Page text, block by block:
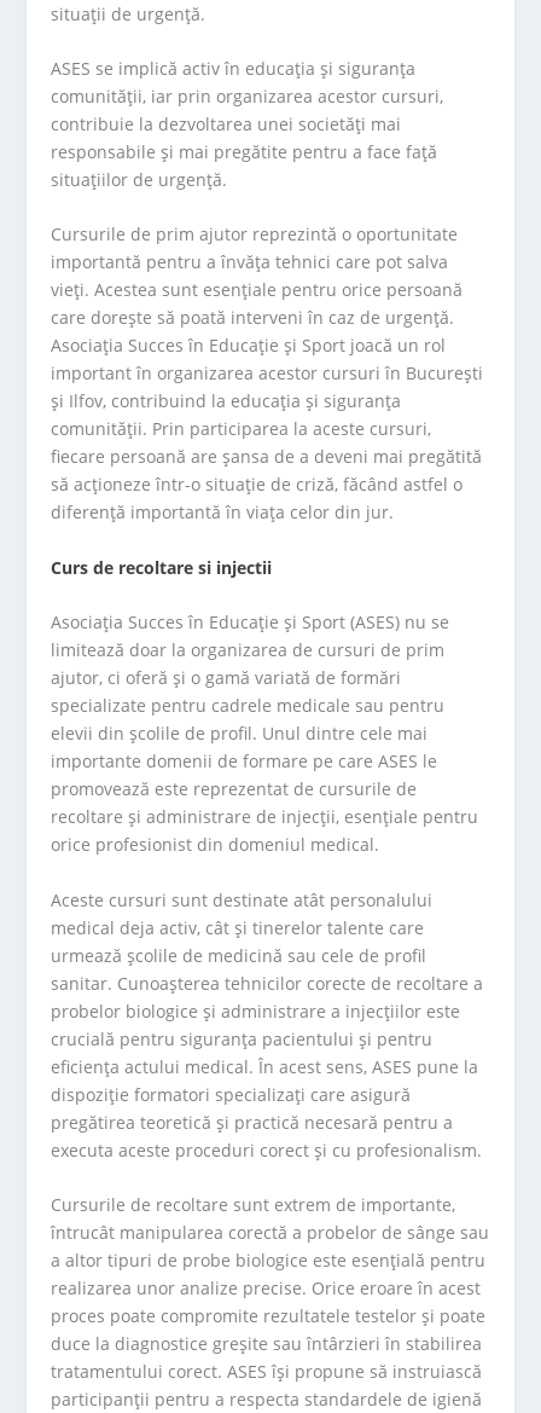
situații de urgență.
ASES se implică activ în educația și siguranța
comunității, iar prin organizarea acestor cursuri,
contribuie la dezvoltarea unei societăți mai
responsabile și mai pregătite pentru a face față
situațiilor de urgență.
Cursurile de prim ajutor reprezintă o oportunitate
importantă pentru a învăța tehnici care pot salva
vieți. Acestea sunt esențiale pentru orice persoană
care dorește să poată interveni în caz de urgență.
Asociația Succes în Educație și Sport joacă un rol
important în organizarea acestor cursuri în București
și Ilfov, contribuind la educația și siguranța
comunității. Prin participarea la aceste cursuri,
fiecare persoană are șansa de a deveni mai pregătită
să acționeze într-o situație de criză, făcând astfel o
diferență importantă în viața celor din jur.
Curs de recoltare si injectii
Asociația Succes în Educație și Sport (ASES) nu se
limitează doar la organizarea de cursuri de prim
ajutor, ci oferă și o gamă variată de formări
specializate pentru cadrele medicale sau pentru
elevii din școlile de profil. Unul dintre cele mai
importante domenii de formare pe care ASES le
promovează este reprezentat de cursurile de
recoltare și administrare de injecții, esențiale pentru
orice profesionist din domeniul medical.
Aceste cursuri sunt destinate atât personalului
medical deja activ, cât și tinerelor talente care
urmează școlile de medicină sau cele de profil
sanitar. Cunoașterea tehnicilor corecte de recoltare a
probelor biologice și administrare a injecțiilor este
crucială pentru siguranța pacientului și pentru
eficiența actului medical. În acest sens, ASES pune la
dispoziție formatori specializați care asigură
pregătirea teoretică și practică necesară pentru a
executa aceste proceduri corect și cu profesionalism.
Cursurile de recoltare sunt extrem de importante,
întrucât manipularea corectă a probelor de sânge sau
a altor tipuri de probe biologice este esențială pentru
realizarea unor analize precise. Orice eroare în acest
proces poate compromite rezultatele testelor și poate
duce la diagnostice greșite sau întârzieri în stabilirea
tratamentului corect. ASES își propune să instruiască
participanții pentru a respecta standardele de igienă